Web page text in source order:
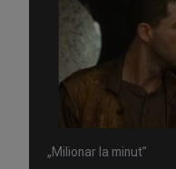
„Milionar la minut”